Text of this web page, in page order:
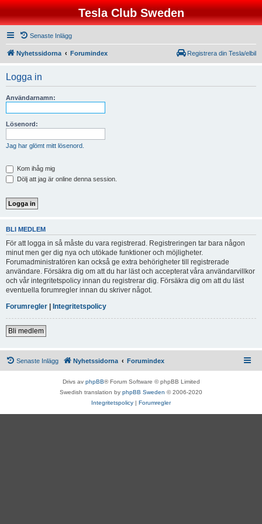
Tesla Club Sweden
Senaste Inlägg
Nyhetssidorna Forumindex Registrera din Tesla/elbil
Logga in
Användarnamn:
Lösenord:
Jag har glömt mitt lösenord.
Kom ihåg mig
Dölj att jag är online denna session.
BLI MEDLEM
För att logga in så måste du vara registrerad. Registreringen tar bara någon
minut men ger dig nya och utökade funktioner och möjligheter.
Forumadministratören kan också ge extra behörigheter till registrerade
användare. Försäkra dig om att du har läst och accepterat våra användarvillkor
och vår integritetspolicy innan du registrerar dig. Försäkra dig om att du läst
eventuella forumregler innan du skriver något.
Forumregler | Integritetspolicy
Bli medlem
Senaste Inlägg Nyhetssidorna Forumindex
Drivs av phpBB® Forum Software © phpBB Limited
Swedish translation by phpBB Sweden © 2006-2020
Integritetspolicy | Forumregler